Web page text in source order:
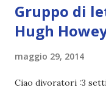
Gruppo di
Hugh
maggio 29, 2014
Ciao divoratori :3